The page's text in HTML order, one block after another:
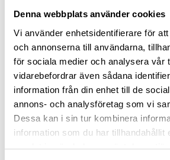
Denna webbplats använder cookies
Vi använder enhetsidentifierare för
och annonserna till användarna,
för sociala medier och analysera vår
vidarebefordrar även sådana
information från din enhet till de
annons- och analysföretag som vi
Dessa kan i sin tur kombinera
information som du har tillhandahållit
samlat in när du har använt deras
4Dogs Belöningsgodis
Kanin ca 100 g
Torkat hundgodis utan tillsatser, ursprung EU
49 kr 49